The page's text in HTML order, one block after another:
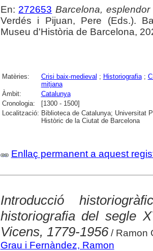
En: 272653 Barcelona,
Verdés i Pijuan, Pere (Eds.).
Museu d'Història de Barcelona,
Matèries: Crisi baix-medieval ; Historiografia;
mitjana
Àmbit:
Catalunya
Cronologia:
[1300 - 1500]
Localització: Biblioteca de Catalunya; Universitat
Històric de la Ciutat de Barcelona
Enllaç permanent a aquest
Introducció
historiografia del segle
Vicens, 1779-1956/ Ramon
Grau i Fernàndez, Ramon